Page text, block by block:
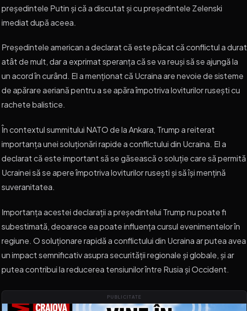
președintele Putin și că a discutat și cu președintele Zelenski
imediat după aceea.
Președintele american a declarat că este păcat că conflictul a durat
atât de mult, dar a exprimat speranța că se va reuși să se ajungă la
un acord în curând. El a menționat că Ucraina are nevoie de sisteme
de apărare aeriană pentru a se apăra împotriva loviturilor rusești cu
rachete balistice.
În contextul summitului NATO de la Ankara, Trump a reiterat
importanța unei soluționări rapide a conflictului din Ucraina. El a
declarat că este important să se găsească o soluție care să permită
Ucrainei să se apere împotriva loviturilor rusești și să își mențină
suveranitatea.
Importanța acestei declarații a președintelui Trump nu poate fi
subestimată, deoarece ea poate influența cursul evenimentelor în
regiune. O soluționare rapidă a conflictului din Ucraina ar putea avea
un impact semnificativ asupra securității regionale și globale, și ar
putea contribui la reducerea tensiunilor între Rusia și Occident.
PUBLICITATE